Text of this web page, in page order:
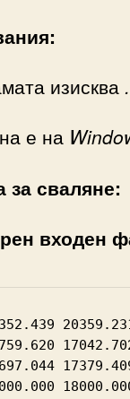
изисква
е на
за сваляне:
входен